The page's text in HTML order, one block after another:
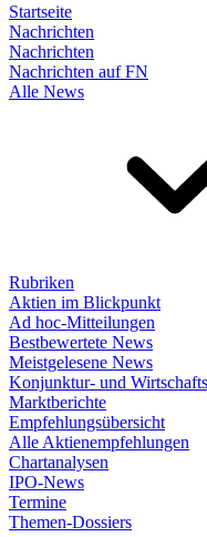
Startseite
Nachrichten
Nachrichten
Nachrichten auf FN
Alle News
Rubriken
Aktien im Blickpunkt
Ad hoc-Mitteilungen
Bestbewertete News
Meistgelesene News
Konjunktur- und
Marktberichte
Empfehlungsübersicht
Alle Aktienempfehlungen
Chartanalysen
IPO-News
Termine
Themen-Dossiers